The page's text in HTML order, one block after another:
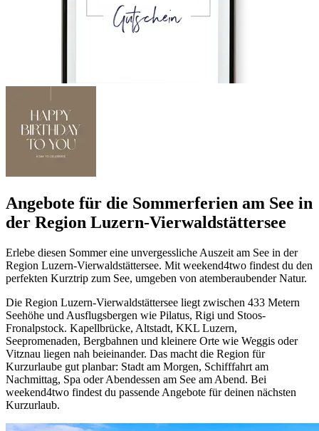
Angebote für die Sommerferien am See in
der Region Luzern-Vierwaldstättersee
Erlebe diesen Sommer eine unvergessliche Auszeit am See in der
Region Luzern-Vierwaldstättersee. Mit weekend4two findest du den
perfekten Kurztrip zum See, umgeben von atemberaubender Natur.
Die Region Luzern-Vierwaldstättersee liegt zwischen 433 Metern
Seehöhe und Ausflugsbergen wie Pilatus, Rigi und Stoos-
Fronalpstock. Kapellbrücke, Altstadt, KKL Luzern,
Seepromenaden, Bergbahnen und kleinere Orte wie Weggis oder
Vitznau liegen nah beieinander. Das macht die Region für
Kurzurlaube gut planbar: Stadt am Morgen, Schifffahrt am
Nachmittag, Spa oder Abendessen am See am Abend. Bei
weekend4two findest du passende Angebote für deinen nächsten
Kurzurlaub.